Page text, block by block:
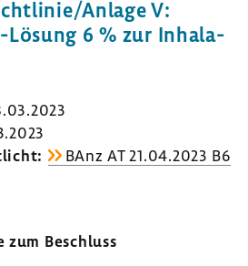
Anlage V:
6 % zur Inha­la­
BAnz AT 21.04.2023 B6
zum Beschluss